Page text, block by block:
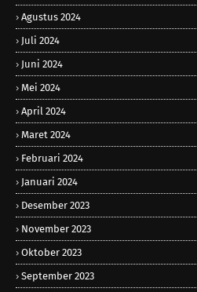
Agustus 2024
Juli 2024
Juni 2024
Mei 2024
April 2024
Maret 2024
Februari 2024
Januari 2024
Desember 2023
November 2023
Oktober 2023
September 2023